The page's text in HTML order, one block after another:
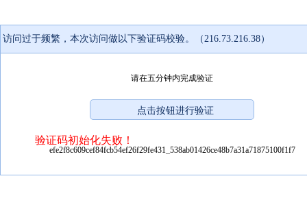
访问过于频繁，本次访问做以下验证码校验。（216.73.216.38）
请在五分钟内完成验证
验证码初始化失败！
efe2f8c609cef84fcb54ef26f29fe431_538ab01426ce48b7a31a71875100f1f7